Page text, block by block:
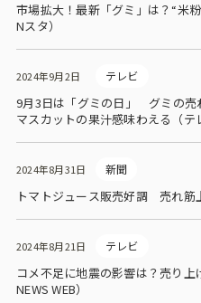
市場拡大！最新「グミ」は？“米
Nスタ）
2024年9月2日 テレビ
9月3日は「グミの日」 グミの
マスカットの果汁感味わえる（テ
2024年8月31日 新聞
トマトジュース販売好調 売れ
2024年8月21日 テレビ
コメ不足に地震の影響は？売り上
NEWS WEB）